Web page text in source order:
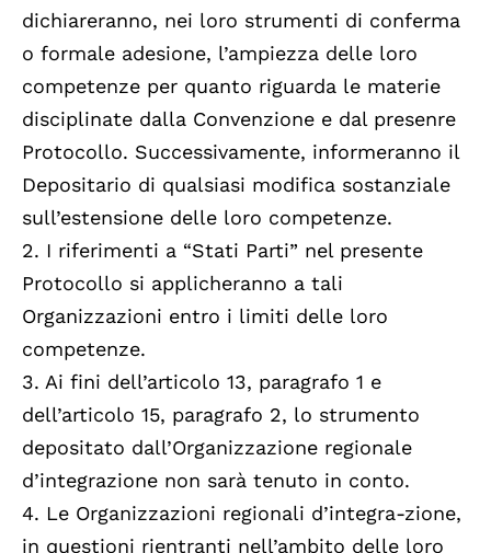
dichiareranno, nei loro strumenti di conferma
o formale adesione, l’ampiezza delle loro
competenze per quanto riguarda le materie
disciplinate dalla Convenzione e dal presenre
Protocollo. Successivamente, informeranno il
Depositario di qualsiasi modifica sostanziale
sull’estensione delle loro competenze.
2. I riferimenti a “Stati Parti” nel presente
Protocollo si applicheranno a tali
Organizzazioni entro i limiti delle loro
competenze.
3. Ai fini dell’articolo 13, paragrafo 1 e
dell’articolo 15, paragrafo 2, lo strumento
depositato dall’Organizzazione regionale
d’integrazione non sarà tenuto in conto.
4. Le Organizzazioni regionali d’integra-zione,
in questioni rientranti nell’ambito delle loro